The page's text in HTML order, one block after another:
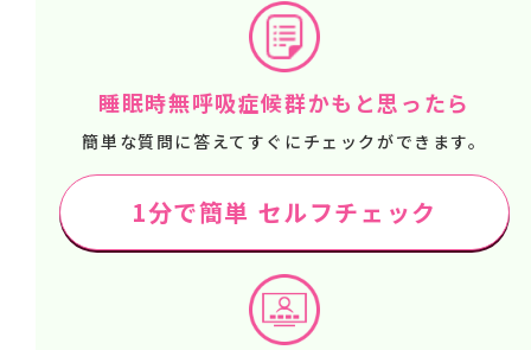
睡眠時無呼吸症候群かもと思ったら
簡単な質問に答えてすぐにチェックができます。
1分で簡単 セルフチェック